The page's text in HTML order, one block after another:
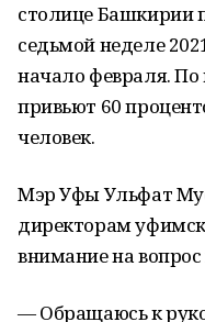
столице Башкирии
седьмой неделе
начало февраля. По
привьют 60
человек.
Мэр Уфы Ульфат
директорам
внимание на
— Обращаюсь к